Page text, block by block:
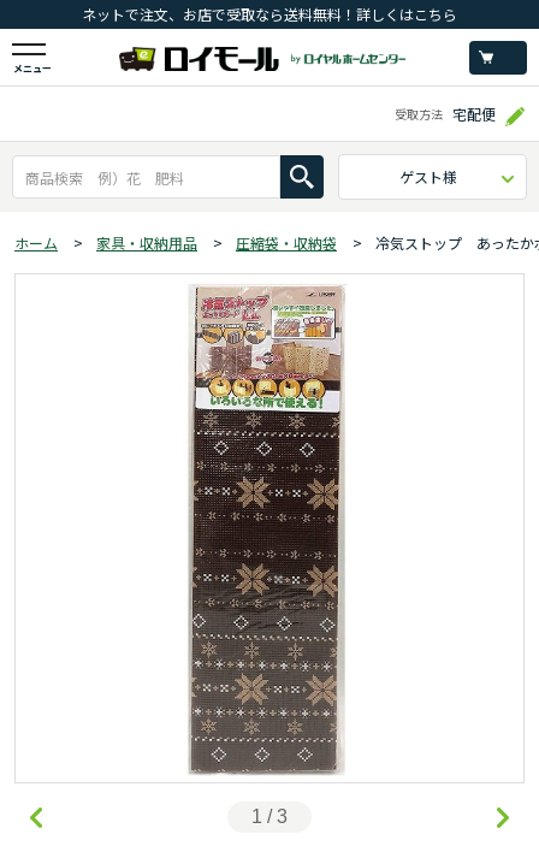
ネットで注文、お店で受取なら送料無料！詳しくはこちら
メニュー
受取方法 宅配便
ゲスト様
ホーム > 家具・収納用品 > 圧縮袋・収納袋 > 冷気ストップ あった
1 / 3